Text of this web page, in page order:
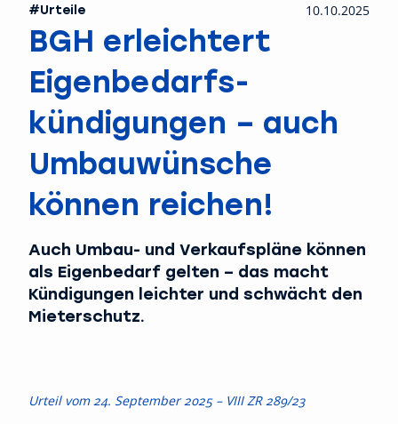
#Urteile 10.10.2025
BGH erleichtert
Eigenbedarfs­
kündigungen – auch
Umbauwünsche
können reichen!
Auch Umbau- und Verkaufspläne können
als Eigenbedarf gelten – das macht
Kündigungen leichter und schwächt den
Mieterschutz.
Urteil vom 24. September 2025 – VIII ZR 289/23